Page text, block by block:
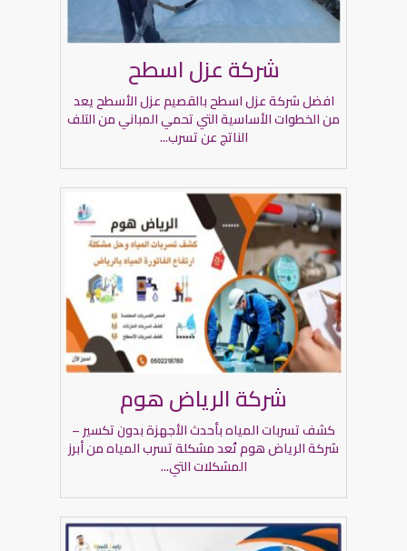
شركة عزل اسطح
افضل شركة عزل اسطح بالقصيم عزل الأسطح يعد
من الخطوات الأساسية التي تحمي المباني من التلف
الناتج عن تسرب...
شركة الرياض هوم
كشف تسربات المياه بأحدث الأجهزة بدون تكسير –
شركة الرياض هوم تُعد مشكلة تسرب المياه من أبرز
المشكلات التي...